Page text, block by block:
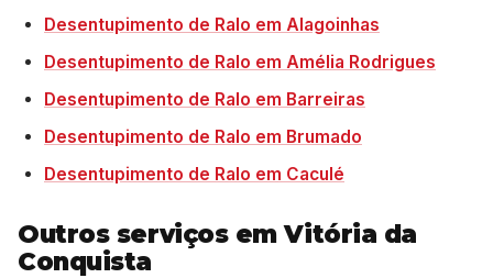
Desentupimento de Ralo em Alagoinhas
Desentupimento de Ralo em Amélia Rodrigues
Desentupimento de Ralo em Barreiras
Desentupimento de Ralo em Brumado
Desentupimento de Ralo em Caculé
Outros serviços em Vitória da
Conquista